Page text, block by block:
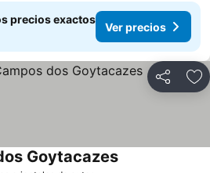
precios exactos
Ver precios
Compartir
GoytacazesVer precios